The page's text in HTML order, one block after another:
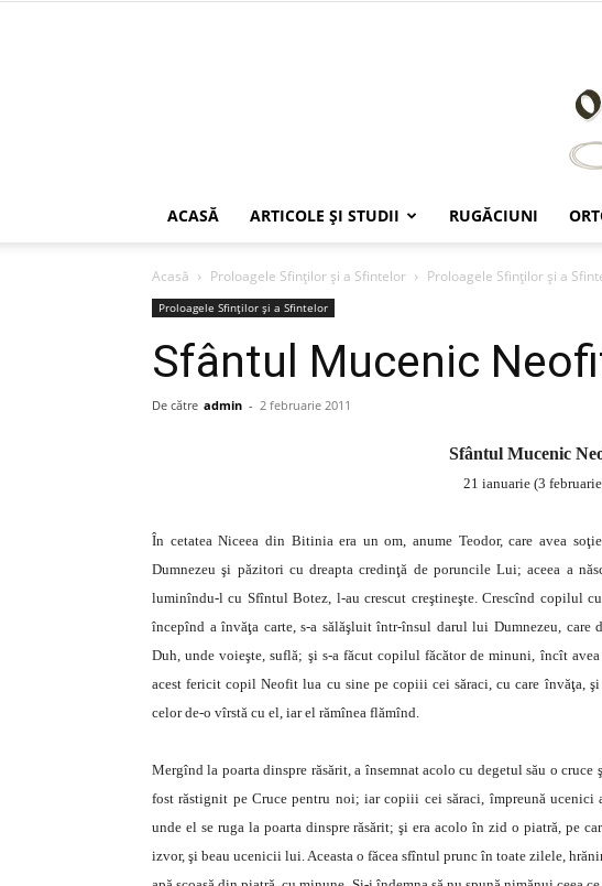
ACASĂ ARTICOLE ŞI STUDII RUGĂCIUNI
Acasă Proloagele Sfinților și a Sfintelor Proloagele Sfinților și a
Proloagele Sfinților și a Sfintelor
Sfântul Mucenic
De către admin - 2 februarie 2011
Sfântul Mucenic
21 ianuarie (3
În cetatea Niceea din Bitinia era un om, anume Teodor, care avea
Dumnezeu şi păzitori cu dreapta credinţă de poruncile Lui; aceea a
luminîndu-l cu Sfîntul Botez, l-au crescut creştineşte. Crescînd copilul
începînd a învăţa carte, s-a sălăşluit într-însul darul lui Dumnezeu, care
Duh, unde voieşte, suflă; şi s-a făcut copilul făcător de minuni, încît
acest fericit copil Neofit lua cu sine pe copiii cei săraci, cu care învăţa,
celor de-o vîrstă cu el, iar el rămînea flămînd.
Mergînd la poarta dinspre răsărit, a însemnat acolo cu degetul său o
fost răstignit pe Cruce pentru noi; iar copiii cei săraci, împreună
unde el se ruga la poarta dinspre răsărit; şi era acolo în zid o piatră, pe
izvor, şi beau ucenicii lui. Aceasta o făcea sfîntul prunc în toate zilele,